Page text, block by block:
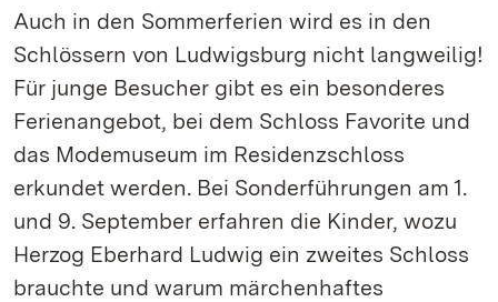
Auch in den Sommerferien wird es in den
Schlössern von Ludwigsburg nicht langweilig!
Für junge Besucher gibt es ein besonderes
Ferienangebot, bei dem Schloss Favorite und
das Modemuseum im Residenzschloss
erkundet werden. Bei Sonderführungen am 1.
und 9. September erfahren die Kinder, wozu
Herzog Eberhard Ludwig ein zweites Schloss
brauchte und warum märchenhaftes